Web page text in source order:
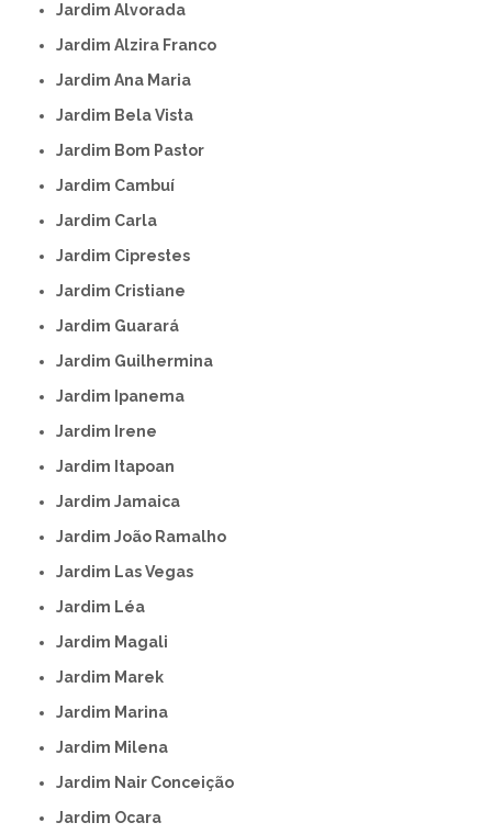
Jardim Alvorada
Jardim Alzira Franco
Jardim Ana Maria
Jardim Bela Vista
Jardim Bom Pastor
Jardim Cambuí
Jardim Carla
Jardim Ciprestes
Jardim Cristiane
Jardim Guarará
Jardim Guilhermina
Jardim Ipanema
Jardim Irene
Jardim Itapoan
Jardim Jamaica
Jardim João Ramalho
Jardim Las Vegas
Jardim Léa
Jardim Magali
Jardim Marek
Jardim Marina
Jardim Milena
Jardim Nair Conceição
Jardim Ocara